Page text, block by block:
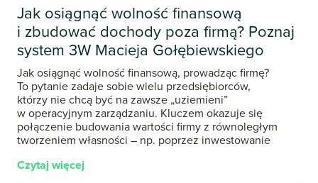
Jak osiągnąć wolność finansową
i zbudować dochody poza firmą? Poznaj
system 3W Macieja Gołębiewskiego
Jak osiągnąć wolność finansową, prowadząc firmę?
To pytanie zadaje sobie wielu przedsiębiorców,
którzy nie chcą być na zawsze „uziemieni”
w operacyjnym zarządzaniu. Kluczem okazuje się
połączenie budowania wartości firmy z równoległym
tworzeniem własności – np. poprzez inwestowanie
Czytaj więcej